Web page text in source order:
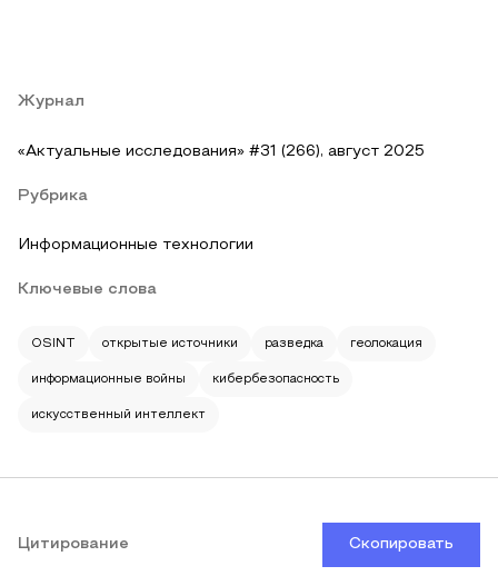
Журнал
«Актуальные исследования» #31 (266), август 2025
Рубрика
Информационные технологии
Ключевые слова
OSINT открытые источники разведка геолокация
информационные войны кибербезопасность
искусственный интеллект
Цитирование Скопировать